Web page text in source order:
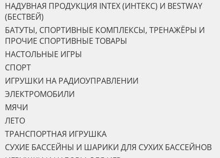
НАДУВНАЯ ПРОДУКЦИЯ INTEX (ИНТЕКС) И BESTWAY
(БЕСТВЕЙ)
БАТУТЫ, СПОРТИВНЫЕ КОМПЛЕКСЫ, ТРЕНАЖЁРЫ И
ПРОЧИЕ СПОРТИВНЫЕ ТОВАРЫ
НАСТОЛЬНЫЕ ИГРЫ
СПОРТ
ИГРУШКИ НА РАДИОУПРАВЛЕНИИ
ЭЛЕКТРОМОБИЛИ
МЯЧИ
ЛЕТО
ТРАНСПОРТНАЯ ИГРУШКА
СУХИЕ БАССЕЙНЫ И ШАРИКИ ДЛЯ СУХИХ БАССЕЙНОВ